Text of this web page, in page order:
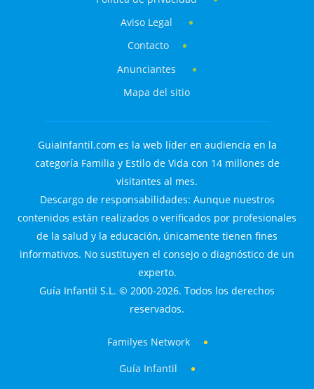
Aviso Legal
Contacto
Anunciantes
Mapa del sitio
GuiaInfantil.com es la web líder en audiencia en la
categoría Familia y Estilo de Vida con 14 millones de
visitantes al mes.
Descargo de responsabilidades: Aunque nuestros
contenidos están realizados o verificados por profesionales
de la salud y la educación, únicamente tienen fines
informativos. No sustituyen el consejo o diagnóstico de un
experto.
Guía Infantil S.L. © 2000-2026. Todos los derechos
reservados.
Familyes Network
Guía Infantil